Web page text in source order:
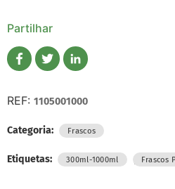
Partilhar
REF: 1105001000
Categoria: Frascos
Etiquetas: 300ml-1000ml , Frascos